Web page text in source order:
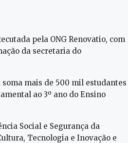
pela ONG Renovatio, com
da secretaria do
mais de 500 mil estudantes
ao 3º ano do Ensino
Social e Segurança da
Tecnologia e Inovação e